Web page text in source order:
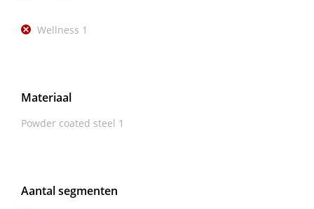
Wellness 1
Materiaal
Powder coated steel 1
Aantal segmenten